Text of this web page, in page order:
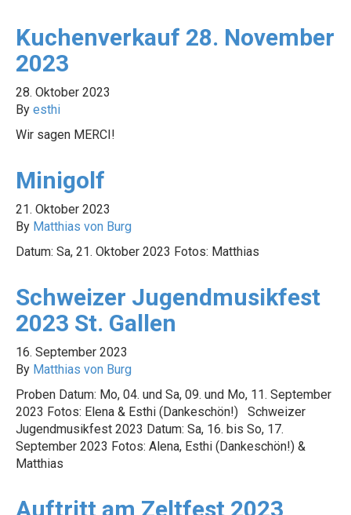
Kuchenverkauf 28. November
2023
28. Oktober 2023
By esthi
Wir sagen MERCI!
Minigolf
21. Oktober 2023
By Matthias von Burg
Datum: Sa, 21. Oktober 2023 Fotos: Matthias
Schweizer Jugendmusikfest
2023 St. Gallen
16. September 2023
By Matthias von Burg
Proben Datum: Mo, 04. und Sa, 09. und Mo, 11. September
2023 Fotos: Elena & Esthi (Dankeschön!) Schweizer
Jugendmusikfest 2023 Datum: Sa, 16. bis So, 17.
September 2023 Fotos: Alena, Esthi (Dankeschön!) &
Matthias
Auftritt am Zeltfest 2023